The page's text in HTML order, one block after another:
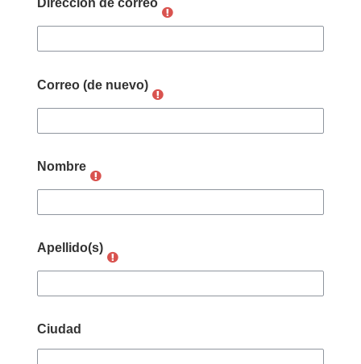
Correo (de nuevo)
Nombre
Apellido(s)
Ciudad